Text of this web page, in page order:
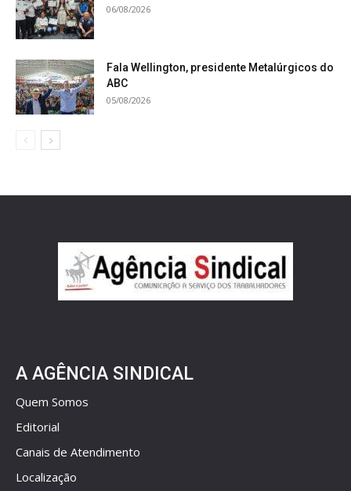
06/08/2026
Fala Wellington, presidente Metalúrgicos do
ABC
05/08/2026
A AGÊNCIA SINDICAL
Quem Somos
Editorial
Canais de Atendimento
Localização